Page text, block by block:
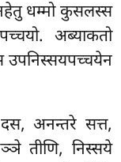
धम्मो कुसलस्स
अब्याकतो
अनन्तरे सत्त,
तीणि, निस्सये